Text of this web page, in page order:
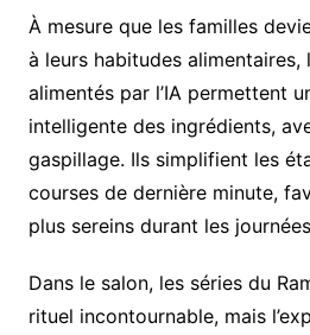
À mesure que les familles
à leurs habitudes alimentaires,
alimentés par l’IA permettent
intelligente des ingrédients,
gaspillage. Ils simplifient les
courses de dernière minute,
plus sereins durant les
Dans le salon, les séries du
rituel incontournable, mais